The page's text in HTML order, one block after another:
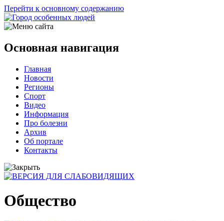
Перейти к основному содержанию
Основная навигация
Главная
Новости
Регионы
Спорт
Видео
Информация
Про болезни
Архив
Об портале
Контакты
Общество